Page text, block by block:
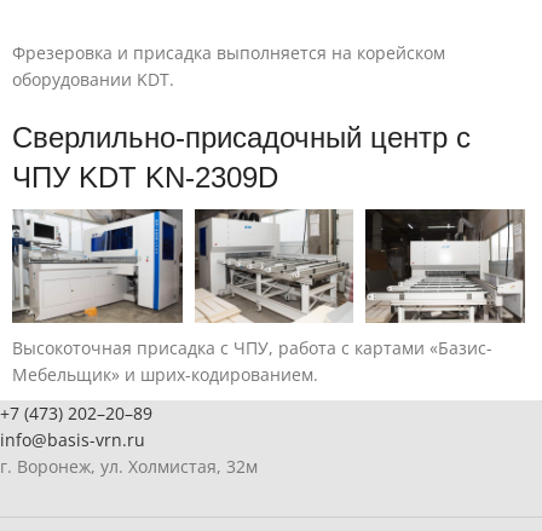
Фрезеровка и присадка выполняется на корейском
оборудовании KDT.
Сверлильно-присадочный центр с
ЧПУ KDT KN-2309D
Высокоточная присадка с ЧПУ, работа с картами «Базис-
Мебельщик» и шрих-кодированием.
+7 (473) 202–20–89
info@basis-vrn.ru
г. Воронеж, ул. Холмистая, 32м